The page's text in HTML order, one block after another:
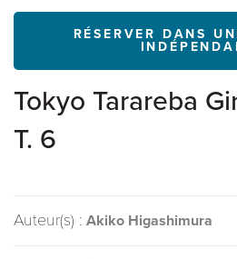
RÉSERVER DANS
Tokyo Tarareba
T. 6
Auteur(s) : Akiko Higashimura